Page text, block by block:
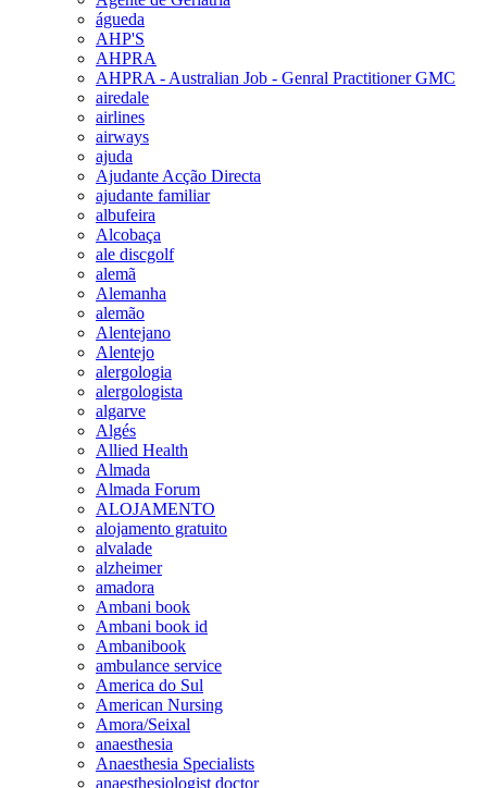
águeda
AHP'S
AHPRA
AHPRA - Australian Job - Genral Practitioner GMC
airedale
airlines
airways
ajuda
Ajudante Acção Directa
ajudante familiar
albufeira
Alcobaça
ale discgolf
alemã
Alemanha
alemão
Alentejano
Alentejo
alergologia
alergologista
algarve
Algés
Allied Health
Almada
Almada Forum
ALOJAMENTO
alojamento gratuito
alvalade
alzheimer
amadora
Ambani book
Ambani book id
Ambanibook
ambulance service
America do Sul
American Nursing
Amora/Seixal
anaesthesia
Anaesthesia Specialists
anaesthesiologist doctor